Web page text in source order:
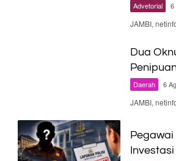
Advetorial 6
JAMBI,
Dua
Daerah 6
JAMBI,